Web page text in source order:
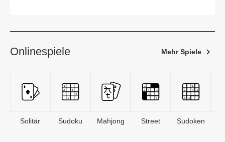
Onlinespiele Mehr Spiele
Solitär Sudoku Mahjong Street Sudoken